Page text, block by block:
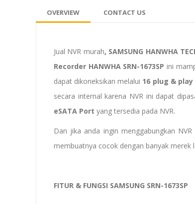
OVERVIEW CONTACT US
Jual NVR murah, SAMSUNG HANWHA
Recorder HANWHA SRN-1673SP ini
dapat dikoneksikan melalui 16 plug & play
secara internal karena NVR ini dapat
eSATA Port yang tersedia pada NVR.
Dan jika anda ingin menggabungkan
membuatnya cocok dengan banyak merek
FITUR & FUNGSI SAMSUNG SRN-1673SP